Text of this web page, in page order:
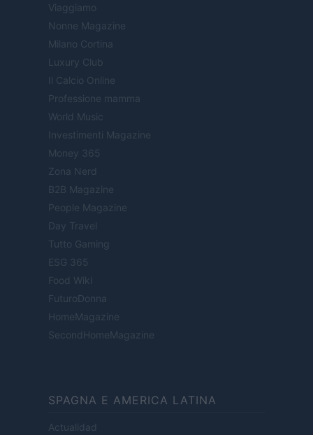
Viaggiamo
Nonne Magazine
Milano Cortina
Luxury Club
Il Calcio Online
Professione mamma
World Music
Investimenti Magazine
Money 365
Zona Nerd
B2B Magazine
People Magazine
Day Travel
Tutto Gaming
ESG 365
Food Wiki
FuturoDonna
HomeMagazine
SecondHomeMagazine
SPAGNA E AMERICA LATINA
Actualidad